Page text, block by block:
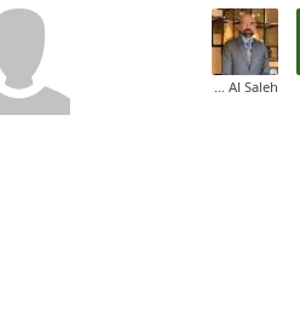
Tarek Al Saleh